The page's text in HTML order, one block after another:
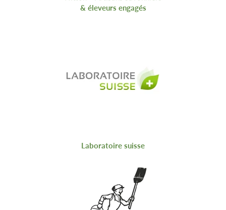
& éleveurs engagés
Laboratoire suisse